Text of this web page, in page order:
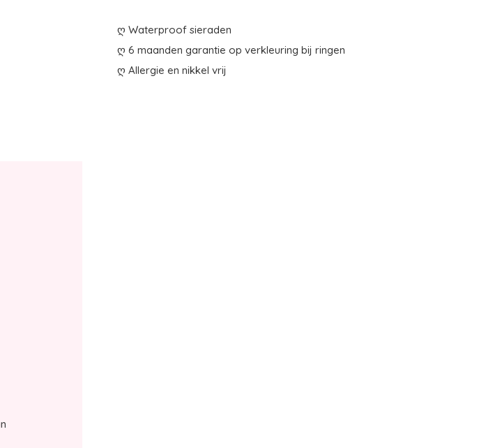
ღ Waterproof sieraden
ღ 6 maanden garantie op verkleuring bij ringen
ღ Allergie en nikkel vrij